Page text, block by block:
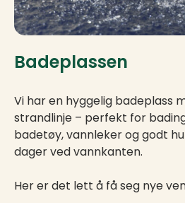
Badeplassen
Vi har en hyggelig badeplass
strandlinje – perfekt for
badetøy, vannleker og godt
dager ved vannkanten.
Her er det lett å få seg nye